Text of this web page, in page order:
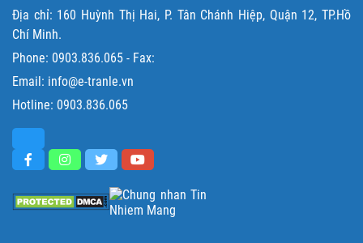
Địa chỉ: 160 Huỳnh Thị Hai, P. Tân Chánh Hiệp, Quận 12, TP.Hồ
Chí Minh.
Phone: 0903.836.065 - Fax:
Email: info@e-tranle.vn
Hotline: 0903.836.065